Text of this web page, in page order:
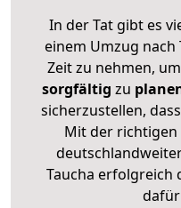
In der Tat gibt es
einem Umzug nach
Zeit zu nehmen,
sorgfältig zu
sicherzustellen,
Mit der
Taucha